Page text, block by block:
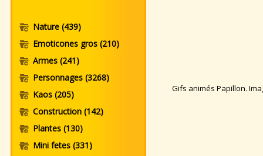
Nature (439)
Emoticones gros (210)
Armes (241)
Personnages (3268)
Kaos (205)
Construction (142)
Plantes (130)
Mini fetes (331)
Gifs animés Papillon.